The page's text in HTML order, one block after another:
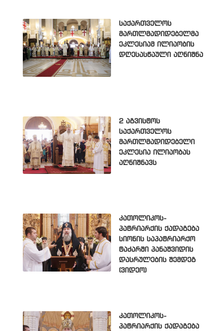
საქართველოს
მართლმადიდებელმა
ეკლესიამ ილიაობის
დღესასწაული აღნიშნა
2 აგვისტოს
საქართველოს
მართლმადიდებელი
ეკლესია ილიაობას
აღნიშნავს
კათოლიკოს-
პატრიარქის ქადაგება
სიონის საპატრიარქო
ტაძარში პანაშვიდის
დასრულების შემდეგ
(ვიდეო)
კათოლიკოს-
პატრიარქის ქადაგება